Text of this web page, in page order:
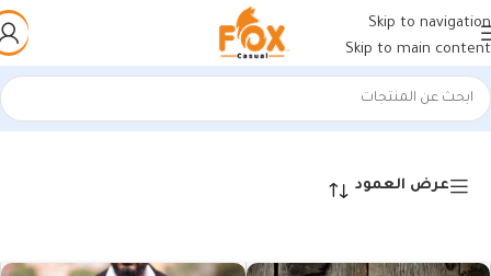
Skip to navigation
Skip to main content
الرئيسية/شنط وحقائب/
laptop sleeves عرض ⁦24⁩ من كل النتائج
عرض العمود